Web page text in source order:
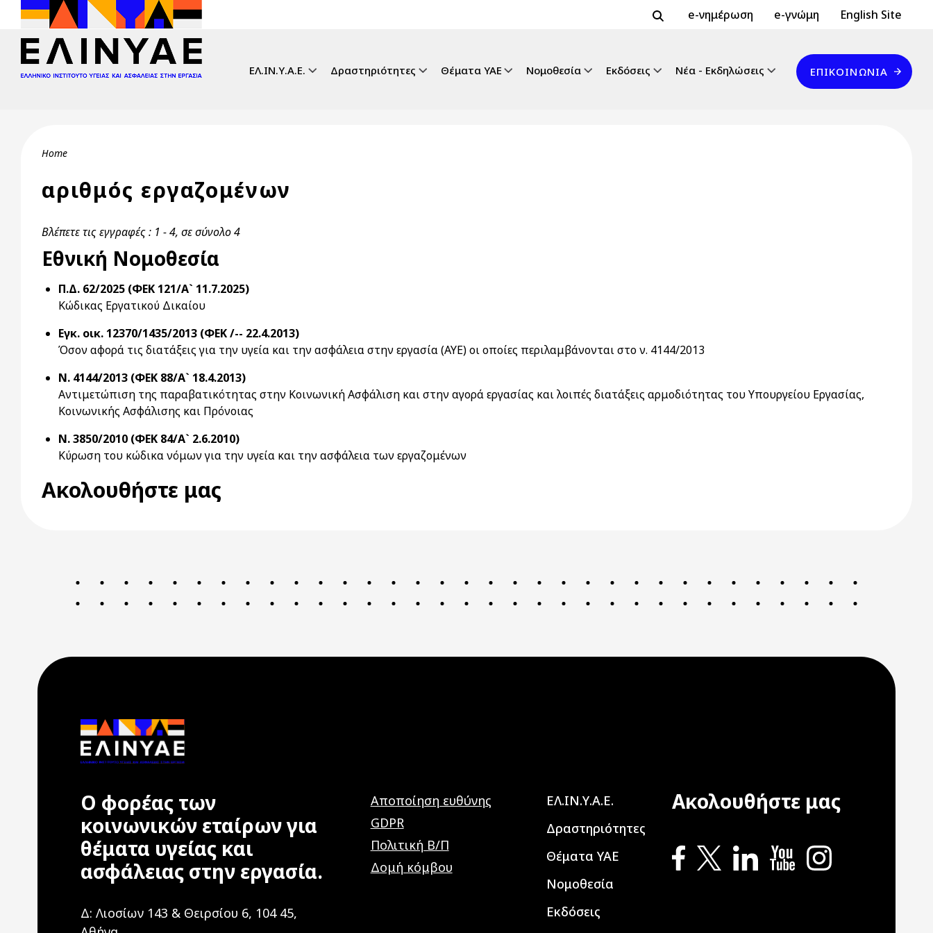
Skip to main content Header Top 2
e-νημέρωση e-γνώμη Header Top
English Site
ΕΛ.ΙΝ.Υ.Α.Ε. Δραστηριότητες Θέματα ΥΑΕ Νομοθεσία Εκδόσεις Νέα - Εκδηλώσεις
Επικοινωνία
ΕΠΙΚΟΙΝΩΝΊΑ
Breadcrumb
Home
αριθμός εργαζομένων
Βλέπετε τις εγγραφές : 1 - 4, σε σύνολο 4
Εθνική Νομοθεσία
Π.Δ. 62/2025 (ΦΕΚ 121/Α` 11.7.2025)
Κώδικας Εργατικού Δικαίου
Εγκ. οικ. 12370/1435/2013 (ΦΕΚ /-- 22.4.2013)
Όσον αφορά τις διατάξεις για την υγεία και την ασφάλεια στην εργασία (ΑΥΕ) οι οποίες περιλαμβάνονται στο ν. 4144/2013
Ν. 4144/2013 (ΦΕΚ 88/Α` 18.4.2013)
Αντιμετώπιση της παραβατικότητας στην Κοινωνική Ασφάλιση και στην αγορά εργασίας και λοιπές διατάξεις αρμοδιότητας του Υπουργείου Εργασίας,
Κοινωνικής Ασφάλισης και Πρόνοιας
Ν. 3850/2010 (ΦΕΚ 84/Α` 2.6.2010)
Κύρωση του κώδικα νόμων για την υγεία και την ασφάλεια των εργαζομένων
Ακολουθήστε μας
Ο φορέας των
κοινωνικών εταίρων για
θέματα υγείας και
ασφάλειας στην εργασία.
Δ: Λιοσίων 143 & Θειρσίου 6, 104 45,
Αποποίηση ευθύνης
GDPR
Πολιτική Β/Π
Δομή κόμβου
Main navigation
ΕΛ.ΙΝ.Υ.Α.Ε.
Δραστηριότητες
Θέματα ΥΑΕ
Νομοθεσία
Εκδόσεις
Ακολουθήστε μας